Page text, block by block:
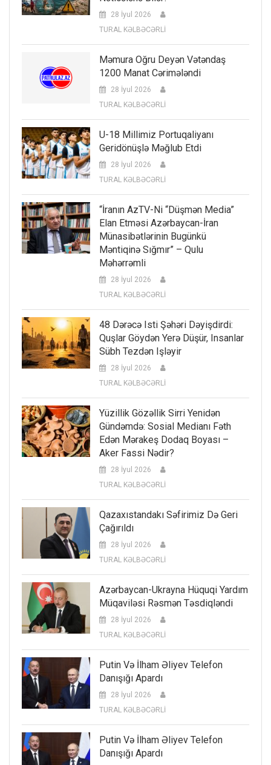
28 İyul 2026
TURAL KƏLBƏCƏRLİ
Məmura Oğru Deyən Vətəndaş
1200 Manat Cərimələndi
28 İyul 2026
TURAL KƏLBƏCƏRLİ
U-18 Millimiz Portuqaliyanı
Geridönüşlə Məğlub Etdi
28 İyul 2026
TURAL KƏLBƏCƏRLİ
“İranın AzTV-Ni “düşmən Media”
Elan Etməsi Azərbaycan-İran
Münasibətlərinin Bugünkü
Məntiqinə Sığmır” – Qulu
Məhərrəmli
28 İyul 2026
TURAL KƏLBƏCƏRLİ
48 Dərəcə Isti Şəhəri Dəyişdirdi:
Quşlar Göydən Yerə Düşür, Insanlar
Sübh Tezdən Işləyir
28 İyul 2026
TURAL KƏLBƏCƏRLİ
Yüzillik Gözəllik Sirri Yenidən
Gündəmdə: Sosial Medianı Fəth
Edən Mərakeş Dodaq Boyası –
Aker Fassi Nədir?
28 İyul 2026
TURAL KƏLBƏCƏRLİ
Qazaxıstandakı Səfirimiz Də Geri
Çağırıldı
28 İyul 2026
TURAL KƏLBƏCƏRLİ
Azərbaycan-Ukrayna Hüquqi Yardım
Müqaviləsi Rəsmən Təsdiqləndi
28 İyul 2026
TURAL KƏLBƏCƏRLİ
Putin Və İlham Əliyev Telefon
Danışığı Apardı
28 İyul 2026
TURAL KƏLBƏCƏRLİ
Putin Və İlham Əliyev Telefon
Danışığı Apardı